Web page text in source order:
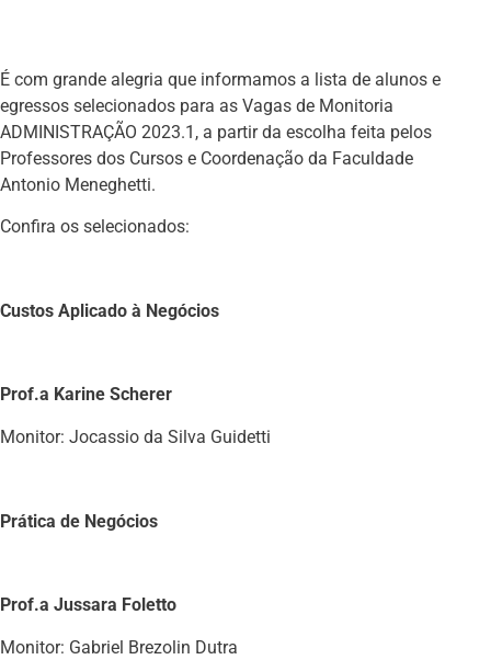
É com grande alegria que informamos a lista de alunos e
egressos selecionados para as Vagas de Monitoria
ADMINISTRAÇÃO 2023.1, a partir da escolha feita pelos
Professores dos Cursos e Coordenação da Faculdade
Antonio Meneghetti.
Confira os selecionados:
Custos Aplicado à Negócios
Prof.a Karine Scherer
Monitor: Jocassio da Silva Guidetti
Prática de Negócios
Prof.a Jussara Foletto
Monitor: Gabriel Brezolin Dutra